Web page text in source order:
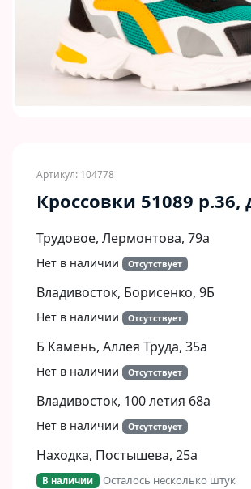
Артикул: 104778
Кроссовки 51089
Трудовое, Лермонтова, 79а
Нет в наличии Отсутствует
Владивосток, Борисенко, 9Б​
Нет в наличии Отсутствует
Б Камень, Аллея Труда, 35а
Нет в наличии Отсутствует
Владивосток, 100 летия 68а
Нет в наличии Отсутствует
Находка, Постышева, 25а
В наличии Осталось несколько штук